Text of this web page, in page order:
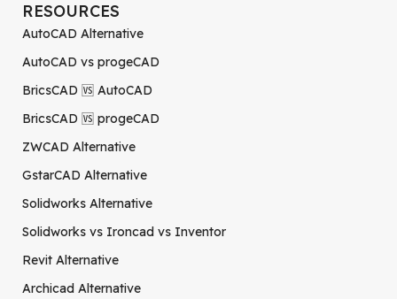
RESOURCES
AutoCAD Alternative
AutoCAD vs progeCAD
BricsCAD 🆚 AutoCAD
BricsCAD 🆚 progeCAD
ZWCAD Alternative
GstarCAD Alternative
Solidworks Alternative
Solidworks vs Ironcad vs Inventor
Revit Alternative
Archicad Alternative